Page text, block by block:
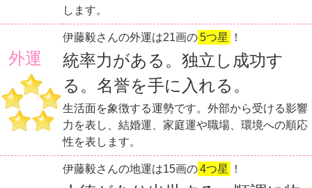
します。
外運
伊藤毅さんの外運は21画の5つ星 ！
統率力がある。独立し成功す
る。名誉を手に入れる。
生活面を象徴する運勢です。外部から受ける影響
力を表し、結婚運、家庭運や職場、環境への順応
性を表します。
伊藤毅さんの地運は15画の4つ星 ！